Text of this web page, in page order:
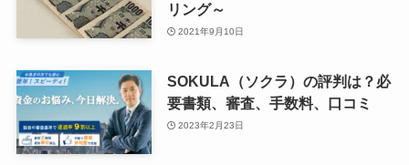
リング～
2021年9月10日
SOKULA（ソクラ）の評判は？必
要書類、審査、手数料、口コミ
2023年2月23日